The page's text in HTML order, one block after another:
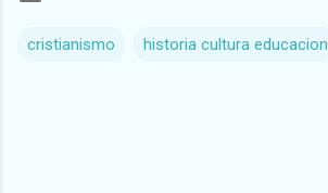
cristianismo historia cultura educacion